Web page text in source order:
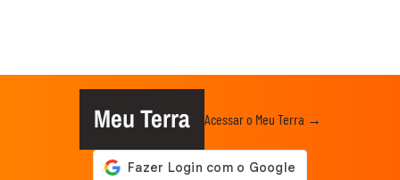
Meu Terra Acessar o Meu Terra →